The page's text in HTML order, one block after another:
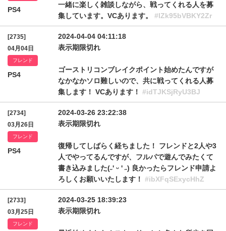
PS4
一緒に楽しく雑談しながら、戦ってくれる人を募
集しています。VCあります。 #lZk95bVBKY2Zr
[2735]
04月04日
フレンド
PS4
2024-04-04 04:11:18
表示期限切れ
ゴーストリコンブレイクポイント始めたんですが
なかなかソロ難しいので、共に戦ってくれる人募
集します！ VCあります！ #idTJKSjRyU3BJ
[2734]
03月26日
フレンド
PS4
2024-03-26 23:22:38
表示期限切れ
復帰してしばらく経ちました！ フレンドと2人や3
人でやってるんですが、フルパで遊んでみたくて
書き込みました(˶' ᵕ ' ˶) 良かったらフレンド申請よ
ろしくお願いいたします！ #ibXFqSExycHhZ
[2733]
03月25日
フレンド
2024-03-25 18:39:23
表示期限切れ